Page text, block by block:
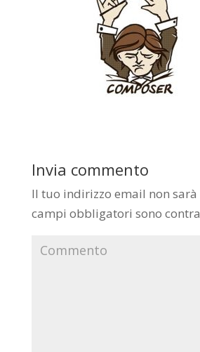
Invia commento
Il tuo indirizzo email non
campi obbligatori sono